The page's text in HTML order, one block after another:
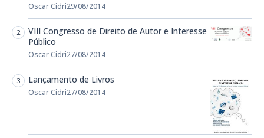
Oscar Cidri29/08/2014
VIII Congresso de Direito de Autor e Interesse
Público
Oscar Cidri27/08/2014
Lançamento de Livros
Oscar Cidri27/08/2014